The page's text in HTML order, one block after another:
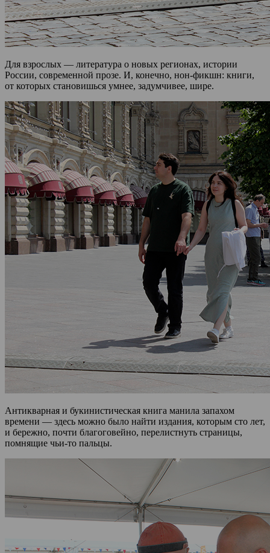
Для взрослых — литература о новых регионах, истории
России, современной прозе. И, конечно, нон-фикшн: книги,
от которых становишься умнее, задумчивее, шире.
Антикварная и букинистическая книга манила запахом
времени — здесь можно было найти издания, которым сто лет,
и бережно, почти благоговейно, перелистнуть страницы,
помнящие чьи-то пальцы.